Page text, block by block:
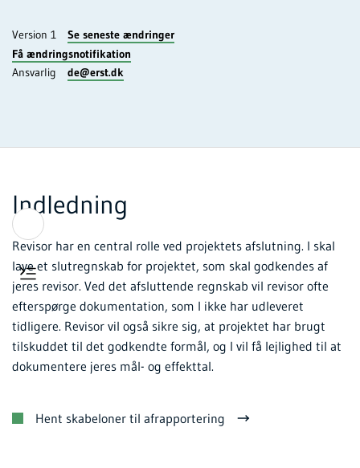
Version 1 Se seneste ændringer
Få ændringsnotifikation
Ansvarlig de@erst.dk
Indledning
Revisor har en central rolle ved projektets afslutning. I skal
lave et slutregnskab for projektet, som skal godkendes af
jeres revisor. Ved det afsluttende regnskab vil revisor ofte
efterspørge dokumentation, som I ikke har udleveret
tidligere. Revisor vil også sikre sig, at projektet har brugt
tilskuddet til det godkendte formål, og I vil få lejlighed til at
dokumentere jeres mål- og effekttal.
Hent skabeloner til afrapportering